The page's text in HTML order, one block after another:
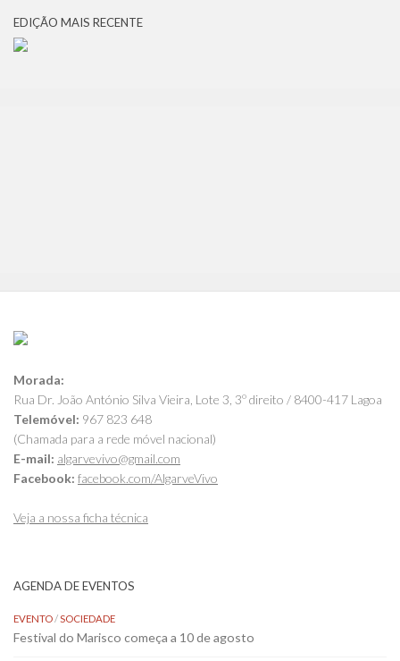
EDIÇÃO MAIS RECENTE
Morada:
Rua Dr. João António Silva Vieira, Lote 3, 3º direito / 8400-417 Lagoa
Telemóvel: 967 823 648
(Chamada para a rede móvel nacional)
E-mail: algarvevivo@gmail.com
Facebook: facebook.com/AlgarveVivo
Veja a nossa ficha técnica
AGENDA DE EVENTOS
EVENTO/SOCIEDADE
Festival do Marisco começa a 10 de agosto